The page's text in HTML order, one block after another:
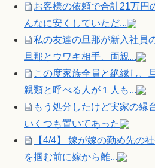
お客様の依頼で合計21万円
んなに安くしていただ...
私の友達の旦那が新入社員
旦那とウワキ相手、両親...
この度家族全員と絶縁し、
親類と呼べる人が１人も...
もう処分したけど実家の縁
いくつも置いてあった
【4/4】 嫁が嫁の勤め先の
を掴む前に嫁から離...